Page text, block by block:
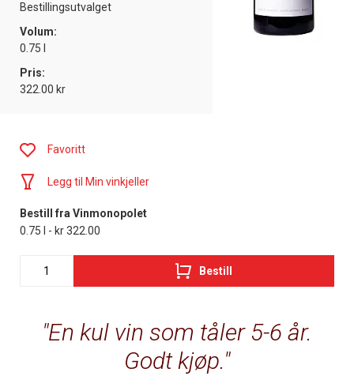
Bestillingsutvalget
Volum:
0.75 l
Pris:
322.00 kr
En kul vin som tåler 5-6 år.
Godt kjøp.
Favoritt
Legg til Min vinkjeller
Bestill fra Vinmonopolet
0.75 l - kr 322.00
Bestill